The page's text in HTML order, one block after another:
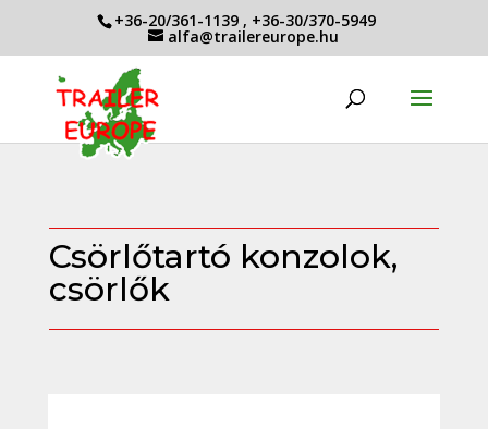
+36-20/361-1139 , +36-30/370-5949
alfa@trailereurope.hu
Csörlőtartó konzolok,
csörlők